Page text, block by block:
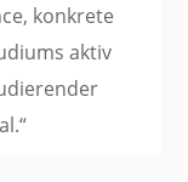
konkrete
aktiv